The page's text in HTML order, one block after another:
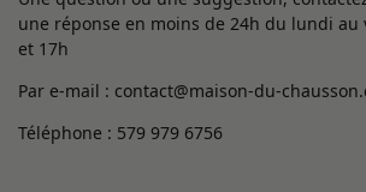
une réponse en moins de 24h du lundi
et 17h
Par e-mail : contact@maison-du-
Téléphone : 579 979 6756